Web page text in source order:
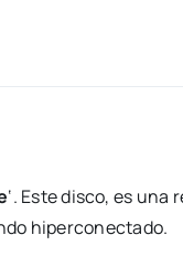
‘. Este disco, es una
hiperconectado.